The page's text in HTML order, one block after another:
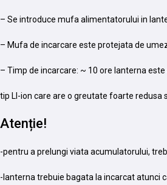
– Se introduce mufa alimentatorului in
– Mufa de incarcare este protejata de
– Timp de incarcare: ~ 10 ore lanterna
tip LI-ion care are o greutate foarte redusa
Atenție!
-pentru a prelungi viata acumulatorului,
-lanterna trebuie bagata la incarcat atunci